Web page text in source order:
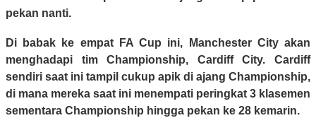
pekan nanti.
Di babak ke empat FA Cup ini, Manchester City akan
menghadapi tim Championship, Cardiff City. Cardiff
sendiri saat ini tampil cukup apik di ajang Championship,
di mana mereka saat ini menempati peringkat 3 klasemen
sementara Championship hingga pekan ke 28 kemarin.